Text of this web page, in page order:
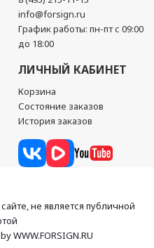
info@forsign.ru
График работы: пн-пт с 09:00
до 18:00
ЛИЧНЫЙ КАБИНЕТ
Корзина
Состояние заказов
История заказов
не является публичной
WWW.FORSIGN.RU